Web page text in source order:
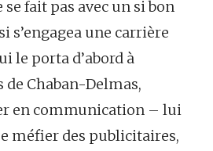
fait pas avec un si bon
s’engagea une carrière
le porta d’abord à
de Chaban-Delmas,
en communication – lui
méfier des publicitaires,